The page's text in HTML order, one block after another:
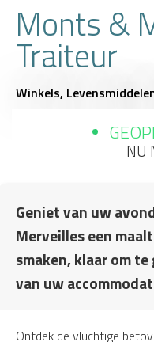
Monts &
Traiteur
Winkels,
NU
Geniet van uw
Merveilles een
smaken, klaar om
van uw
Ontdek de vluchtige